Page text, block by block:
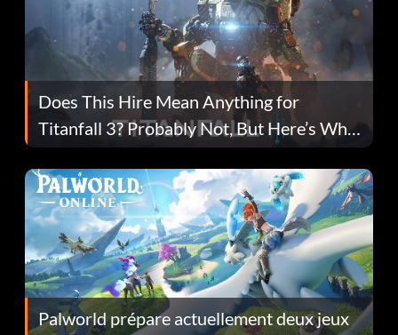
Does This Hire Mean Anything for
Titanfall 3? Probably Not, But Here’s Why
Fans Are Hopeful
Palworld prépare actuellement deux jeux